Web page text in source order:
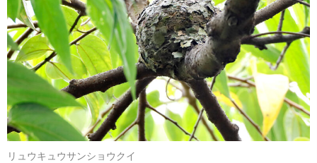
リュウキュウサンショウクイ